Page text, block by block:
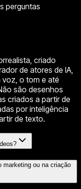
perguntas
criado
de atores de IA,
o tom e até
são desenhos
criados a partir de
por inteligência
de texto.
marketing ou na criação